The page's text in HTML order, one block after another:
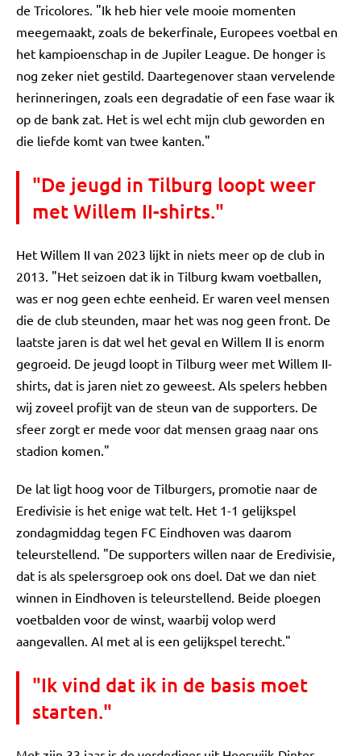
de Tricolores. "Ik heb hier vele mooie momenten
meegemaakt, zoals de bekerfinale, Europees voetbal en
het kampioenschap in de Jupiler League. De honger is
nog zeker niet gestild. Daartegenover staan vervelende
herinneringen, zoals een degradatie of een fase waar ik
op de bank zat. Het is wel echt mijn club geworden en
die liefde komt van twee kanten."
"De jeugd in Tilburg loopt weer
met Willem II-shirts."
Het Willem II van 2023 lijkt in niets meer op de club in
2013. "Het seizoen dat ik in Tilburg kwam voetballen,
was er nog geen echte eenheid. Er waren veel mensen
die de club steunden, maar het was nog geen front. De
laatste jaren is dat wel het geval en Willem II is enorm
gegroeid. De jeugd loopt in Tilburg weer met Willem II-
shirts, dat is jaren niet zo geweest. Als spelers hebben
wij zoveel profijt van de steun van de supporters. De
sfeer zorgt er mede voor dat mensen graag naar ons
stadion komen."
De lat ligt hoog voor de Tilburgers, promotie naar de
Eredivisie is het enige wat telt. Het 1-1 gelijkspel
zondagmiddag tegen FC Eindhoven was daarom
teleurstellend. "De supporters willen naar de Eredivisie,
dat is als spelersgroep ook ons doel. Dat we dan niet
winnen in Eindhoven is teleurstellend. Beide ploegen
voetbalden voor de winst, waarbij volop werd
aangevallen. Al met al is een gelijkspel terecht."
"Ik vind dat ik in de basis moet
starten."